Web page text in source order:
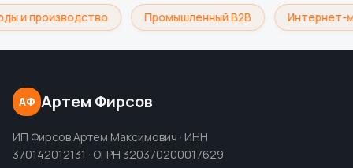
и производство Промышленный B2B Интернет-
АФ Артем Фирсов
ИП Фирсов Артем Максимович · ИНН
370142012131 · ОГРН 320370200017629